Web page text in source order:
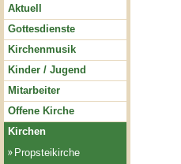
Aktuell
Gottesdienste
Kirchenmusik
Kinder / Jugend
Mitarbeiter
Offene Kirche
Kirchen
Propsteikirche